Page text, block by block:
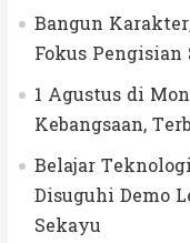
Bangun
Fokus Pengisian
1 Agustus di
Kebangsaan,
Belajar
Disuguhi Demo
Sekayu